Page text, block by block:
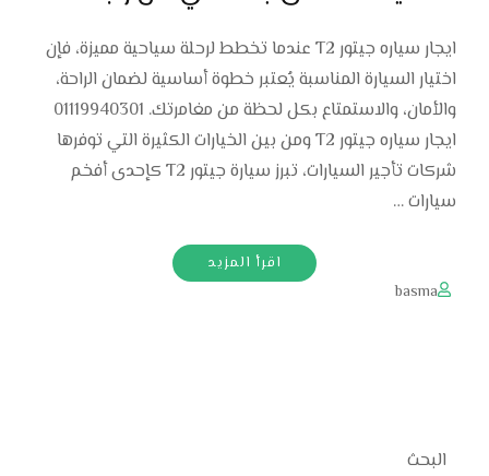
ايجار سياره جيتور T2 عندما تخطط لرحلة سياحية مميزة، فإن
اختيار السيارة المناسبة يُعتبر خطوة أساسية لضمان الراحة،
والأمان، والاستمتاع بكل لحظة من مغامرتك. 01119940301
ايجار سياره جيتور T2 ومن بين الخيارات الكثيرة التي توفرها
شركات تأجير السيارات، تبرز سيارة جيتور T2 كإحدى أفخم
سيارات …
اقرأ المزيد
basma
البحث